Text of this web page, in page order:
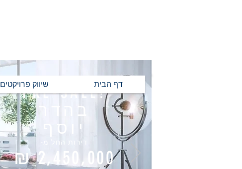
דירות החל מ-
2,450,000 ₪
PRE-SALE!
בהדר
יוסף
שיווק פרויקטים דף הבית